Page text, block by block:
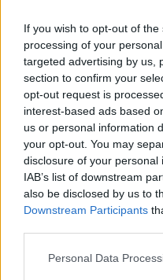
If you wish to opt-out of
processing of your
targeted advertising by us,
section to confirm your
opt-out request is
interest-based ads based
us or personal information
your opt-out. You may
disclosure of your
IAB’s list of downstream
also be disclosed by us to
Downstream Participants
Personal Data
partidos se quedaría muy
representación en la